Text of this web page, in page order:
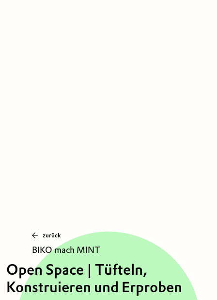
zurück
BIKO mach MINT
Open Space | Tüfteln,
Konstruieren und Erproben